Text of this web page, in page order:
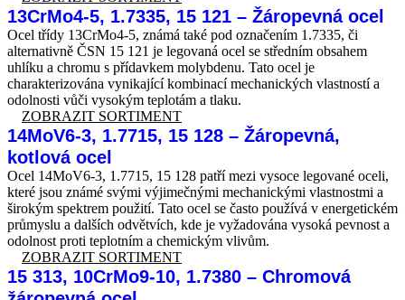
13CrMo4-5, 1.7335, 15 121 – Žáropevná ocel
Ocel třídy 13CrMo4-5, známá také pod označením 1.7335, či
alternativně ČSN 15 121 je legovaná ocel se středním obsahem
uhlíku a chromu s přídavkem molybdenu. Tato ocel je
charakterizována vynikající kombinací mechanických vlastností a
odolnosti vůči vysokým teplotám a tlaku.
ZOBRAZIT SORTIMENT
14MoV6-3, 1.7715, 15 128 – Žáropevná,
kotlová ocel
Ocel 14MoV6-3, 1.7715, 15 128 patří mezi vysoce legované oceli,
které jsou známé svými výjimečnými mechanickými vlastnostmi a
širokým spektrem použití. Tato ocel se často používá v energetickém
průmyslu a dalších odvětvích, kde je vyžadována vysoká pevnost a
odolnost proti teplotním a chemickým vlivům.
ZOBRAZIT SORTIMENT
15 313, 10CrMo9-10, 1.7380 – Chromová